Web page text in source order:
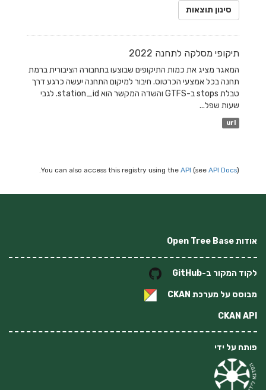
סינון תוצאות
תיקופי מסלקה לתחנה 2022
המאגר מציג את כמות התיקופים שבוצעו בתחבורה הציבורית ברמת
תחנה בכל אמצעי הכרטוס. חיבור למיקום התחנה יעשה כרגע דרך
טבלת stops ב-GTFS והשדה המקשר הוא station_id. לגבי
שעות שפל...
url
You can also access this registry using the API (see API Docs).
אודות Open Tree Base
לקוד המקור ב-GitHub
מבוסס על מערכת CKAN
CKAN API
פותח על ידי